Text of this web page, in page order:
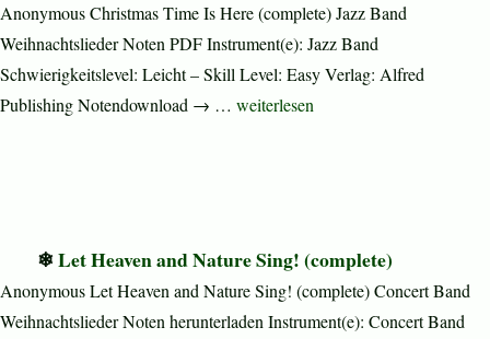
Anonymous Christmas Time Is Here (complete) Jazz Band
Weihnachtslieder Noten PDF Instrument(e): Jazz Band
Schwierigkeitslevel: Leicht – Skill Level: Easy Verlag: Alfred
Publishing Notendownload → … „Christmas Time Is Here
weiterlesen
Let Heaven and Nature Sing! (complete)
Anonymous Let Heaven and Nature Sing! (complete) Concert Band
Weihnachtslieder Noten herunterladen Instrument(e): Concert Band